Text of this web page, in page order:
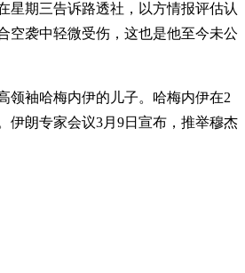
星期三告诉路透社，以方情报评估认
空袭中轻微受伤，这也是他至今未公
领袖哈梅内伊的儿子。哈梅内伊在2
伊朗专家会议3月9日宣布，推举穆杰